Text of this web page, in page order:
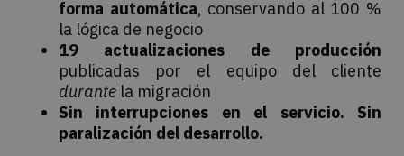
forma automática, conservando al 100 %
la lógica de negocio
19 actualizaciones de producción
publicadas por el equipo del cliente
durante la migración
Sin interrupciones en el servicio. Sin
paralización del desarrollo.